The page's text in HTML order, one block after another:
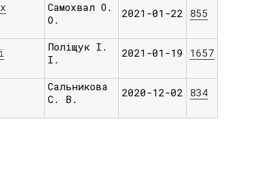
Самохвал О.
О.
2021-01-22 855
Поліщук І.
І.
2021-01-19 1657
Сальникова
С. В.
2020-12-02 834